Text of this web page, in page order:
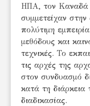
ΗΠΑ, τον Καναδά
συμμετείχαν
πολύτιμη
μεθόδους και
τεχνικές. Το
τις αρχές της
στον συνδυασμό
κατά τη διάρκεια
διαδικασίας.